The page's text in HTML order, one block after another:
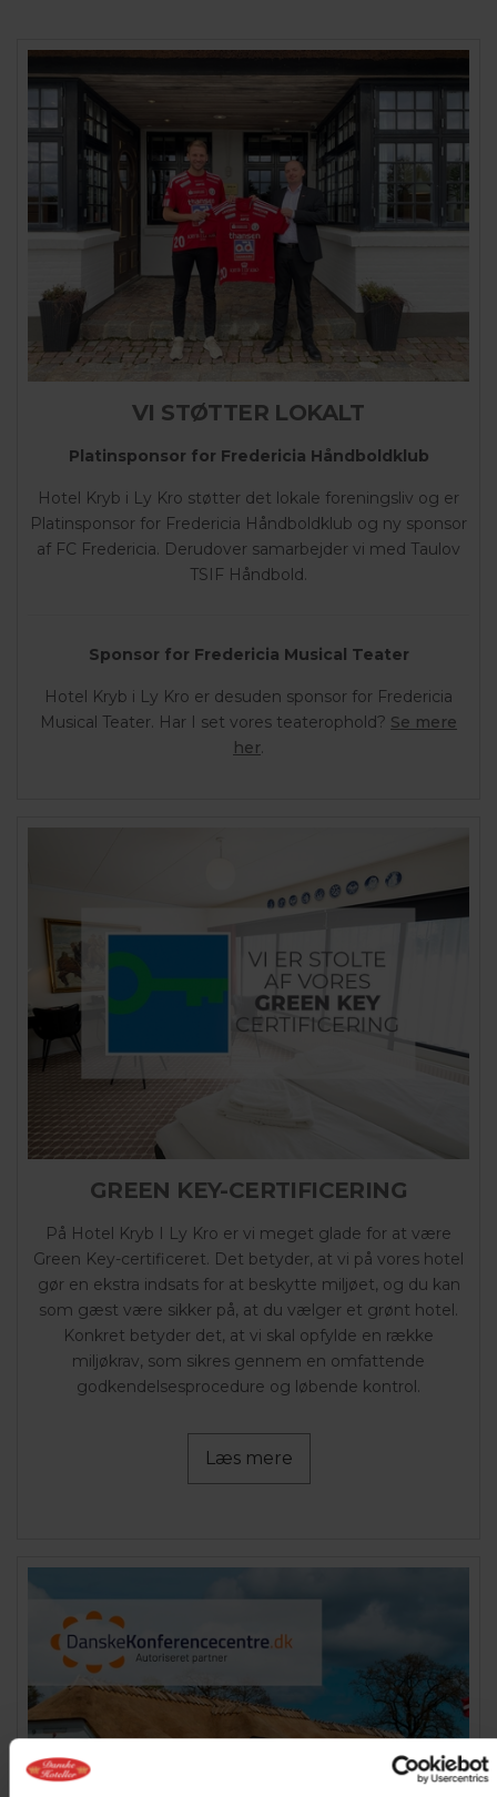
VI STØTTER LOKALT
Platinsponsor for Fredericia Håndboldklub
Hotel Kryb i Ly Kro støtter det lokale foreningsliv og er
Platinsponsor for Fredericia Håndboldklub og ny sponsor
af FC Fredericia. Derudover samarbejder vi med Taulov
TSIF Håndbold.
Sponsor for Fredericia Musical Teater
Hotel Kryb i Ly Kro er desuden sponsor for Fredericia
Musical Teater. Har I set vores teaterophold? Se mere
her.
GREEN KEY-CERTIFICERING
På Hotel Kryb I Ly Kro er vi meget glade for at være
Green Key-certificeret. Det betyder, at vi på vores hotel
gør en ekstra indsats for at beskytte miljøet, og du kan
som gæst være sikker på, at du vælger et grønt hotel.
Konkret betyder det, at vi skal opfylde en række
miljøkrav, som sikres gennem en omfattende
godkendelsesprocedure og løbende kontrol.
Læs mere